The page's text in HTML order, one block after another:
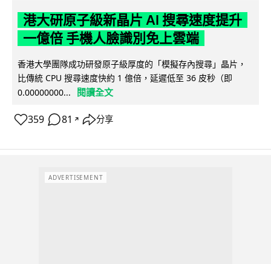
港大研原子級新晶片 AI 搜尋速度提升
一億倍 手機人臉識別免上雲端
香港大學團隊成功研發原子級厚度的「模擬存內搜尋」晶片，
比傳統 CPU 搜尋速度快約 1 億倍，延遲低至 36 皮秒（即
0.00000000...
閱讀全文
359 81 ↗ 分享
ADVERTISEMENT